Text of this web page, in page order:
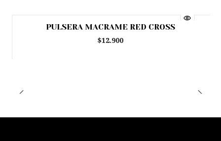
Agotado
PULSERA MACRAME RED CROSS
$12.900